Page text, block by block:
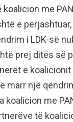
koalicion me
e
i LDK-së
prej ditës së
e koalicionit
marr një
koalicion me
të